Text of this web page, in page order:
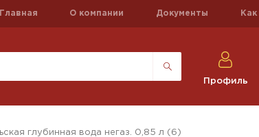
Главная О компании Документы
Профиль
глубинная вода негаз. 0,85 л (6)